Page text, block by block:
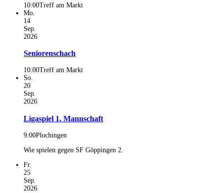
10:00Treff am Markt
Mo.
14
Sep.
2026
Seniorenschach
10:00Treff am Markt
So.
20
Sep.
2026
Ligaspiel 1. Mannschaft
9:00Plochingen
Wie spielen gegen SF Göppingen 2.
Fr.
25
Sep.
2026